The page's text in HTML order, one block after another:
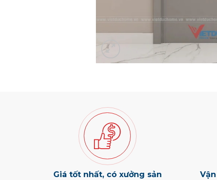
Giá tốt nhất, có xưởng sản